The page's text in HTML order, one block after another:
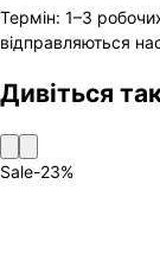
Термін: 1–3
відправляються
Дивіться
Sale-23%